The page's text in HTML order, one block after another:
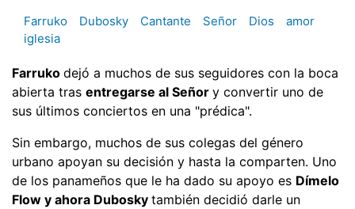
Farruko Dubosky Cantante Señor Dios
amor
iglesia
Farruko dejó a muchos de sus seguidores con la boca
abierta tras entregarse al Señor y convertir uno de
sus últimos conciertos en una "prédica".
Sin embargo, muchos de sus colegas del género
urbano apoyan su decisión y hasta la comparten. Uno
de los panameños que le ha dado su apoyo es Dímelo
Flow y ahora Dubosky también decidió darle un